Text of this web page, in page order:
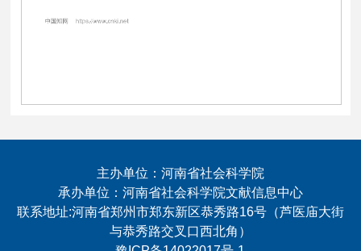
主办单位：河南省社会科学院
承办单位：河南省社会科学院文献信息中心
联系地址:河南省郑州市郑东新区恭秀路16号（芦医庙大街
与恭秀路交叉口西北角）